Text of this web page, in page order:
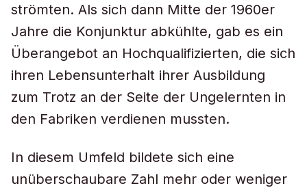
strömten. Als sich dann Mitte der 1960er
Jahre die Konjunktur abkühlte, gab es ein
Überangebot an Hochqualifizierten, die sich
ihren Lebensunterhalt ihrer Ausbildung
zum Trotz an der Seite der Ungelernten in
den Fabriken verdienen mussten.
In diesem Umfeld bildete sich eine
unüberschaubare Zahl mehr oder weniger